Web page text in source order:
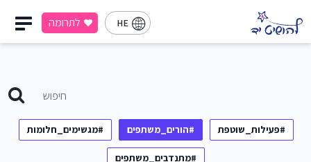
HE לתרומה
#פעילות_שוטפת #הורים_משתפים #מגשימים_חלומות
#מתנדבים_משתפים